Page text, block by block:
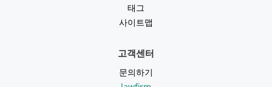
태그
사이트맵
고객센터
문의하기